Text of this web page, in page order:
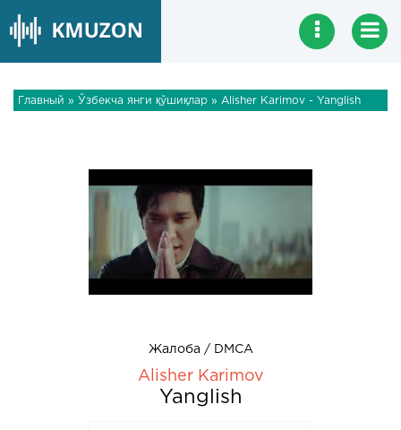
Главный » Ўзбекча янги қўшиқлар » Alisher Karimov - Yanglish
Жалоба / DMCA
Alisher Karimov
Yanglish